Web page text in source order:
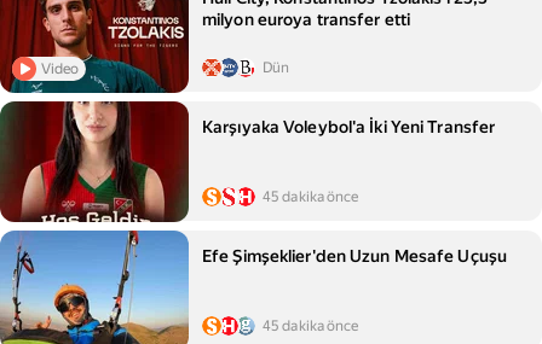
Video
milyon euroya transfer etti
Dün
Karşıyaka Voleybol'a İki Yeni Transfer
45 dakika önce
Efe Şimşeklier'den Uzun Mesafe Uçuşu
45 dakika önce